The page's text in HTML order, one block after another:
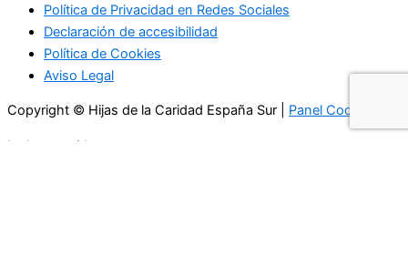
Política de Privacidad en Redes Sociales
Declaración de accesibilidad
Política de Cookies
Aviso Legal
Copyright © Hijas de la Caridad España Sur | Panel Cookies
Ir al contenido